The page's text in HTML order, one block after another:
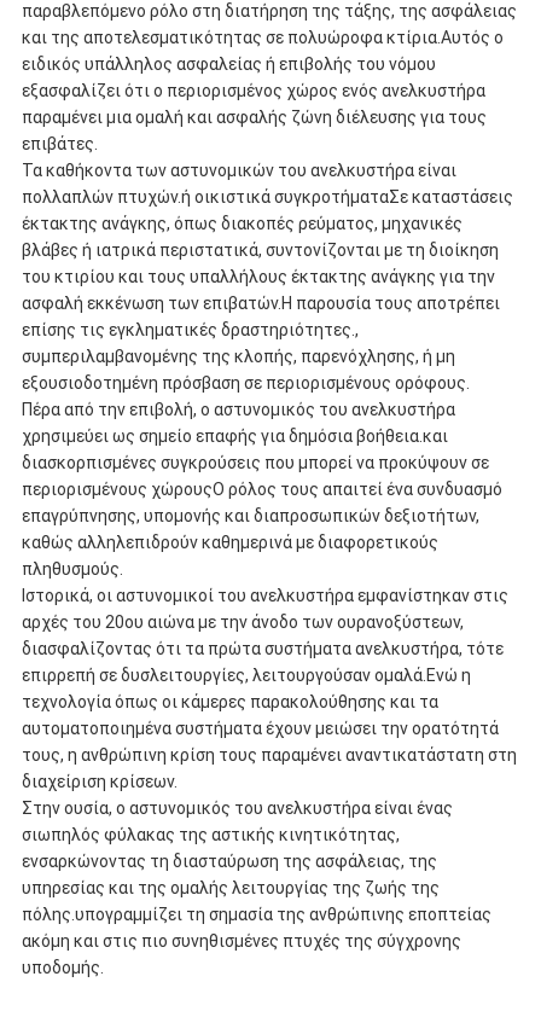
παραβλεπόμενο ρόλο στη διατήρηση της τάξης, της ασφάλειας
και της αποτελεσματικότητας σε πολυώροφα κτίρια.Αυτός ο
ειδικός υπάλληλος ασφαλείας ή επιβολής του νόμου
εξασφαλίζει ότι ο περιορισμένος χώρος ενός ανελκυστήρα
παραμένει μια ομαλή και ασφαλής ζώνη διέλευσης για τους
επιβάτες.
Τα καθήκοντα των αστυνομικών του ανελκυστήρα είναι
πολλαπλών πτυχών.ή οικιστικά συγκροτήματαΣε καταστάσεις
έκτακτης ανάγκης, όπως διακοπές ρεύματος, μηχανικές
βλάβες ή ιατρικά περιστατικά, συντονίζονται με τη διοίκηση
του κτιρίου και τους υπαλλήλους έκτακτης ανάγκης για την
ασφαλή εκκένωση των επιβατών.Η παρουσία τους αποτρέπει
επίσης τις εγκληματικές δραστηριότητες.,
συμπεριλαμβανομένης της κλοπής, παρενόχλησης, ή μη
εξουσιοδοτημένη πρόσβαση σε περιορισμένους ορόφους.
Πέρα από την επιβολή, ο αστυνομικός του ανελκυστήρα
χρησιμεύει ως σημείο επαφής για δημόσια βοήθεια.και
διασκορπισμένες συγκρούσεις που μπορεί να προκύψουν σε
περιορισμένους χώρουςΟ ρόλος τους απαιτεί ένα συνδυασμό
επαγρύπνησης, υπομονής και διαπροσωπικών δεξιοτήτων,
καθώς αλληλεπιδρούν καθημερινά με διαφορετικούς
πληθυσμούς.
Ιστορικά, οι αστυνομικοί του ανελκυστήρα εμφανίστηκαν στις
αρχές του 20ου αιώνα με την άνοδο των ουρανοξύστεων,
διασφαλίζοντας ότι τα πρώτα συστήματα ανελκυστήρα, τότε
επιρρεπή σε δυσλειτουργίες, λειτουργούσαν ομαλά.Ενώ η
τεχνολογία όπως οι κάμερες παρακολούθησης και τα
αυτοματοποιημένα συστήματα έχουν μειώσει την ορατότητά
τους, η ανθρώπινη κρίση τους παραμένει αναντικατάστατη στη
διαχείριση κρίσεων.
Στην ουσία, ο αστυνομικός του ανελκυστήρα είναι ένας
σιωπηλός φύλακας της αστικής κινητικότητας,
ενσαρκώνοντας τη διασταύρωση της ασφάλειας, της
υπηρεσίας και της ομαλής λειτουργίας της ζωής της
πόλης.υπογραμμίζει τη σημασία της ανθρώπινης εποπτείας
ακόμη και στις πιο συνηθισμένες πτυχές της σύγχρονης
υποδομής.